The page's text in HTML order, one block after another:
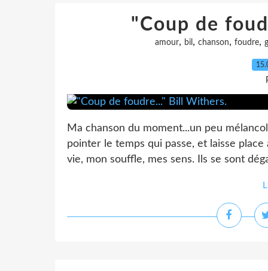
"Coup de
amour, bil , chanson, foudre,
Ma chanson du moment...un peu
pointer le temps qui passe, et laisse
vie, mon souffle, mes sens. Ils se sont